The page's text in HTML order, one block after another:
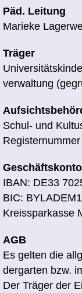
Päd. Lei­tung
Ma­rie­ke
Trä­ger
ver­wal­tung
Schul- und
IBAN: DE33
BIC:
Kreis­spar­kas­se
AGB
Es gel­ten die
der­gar­ten bzw.
Der Trä­ger der